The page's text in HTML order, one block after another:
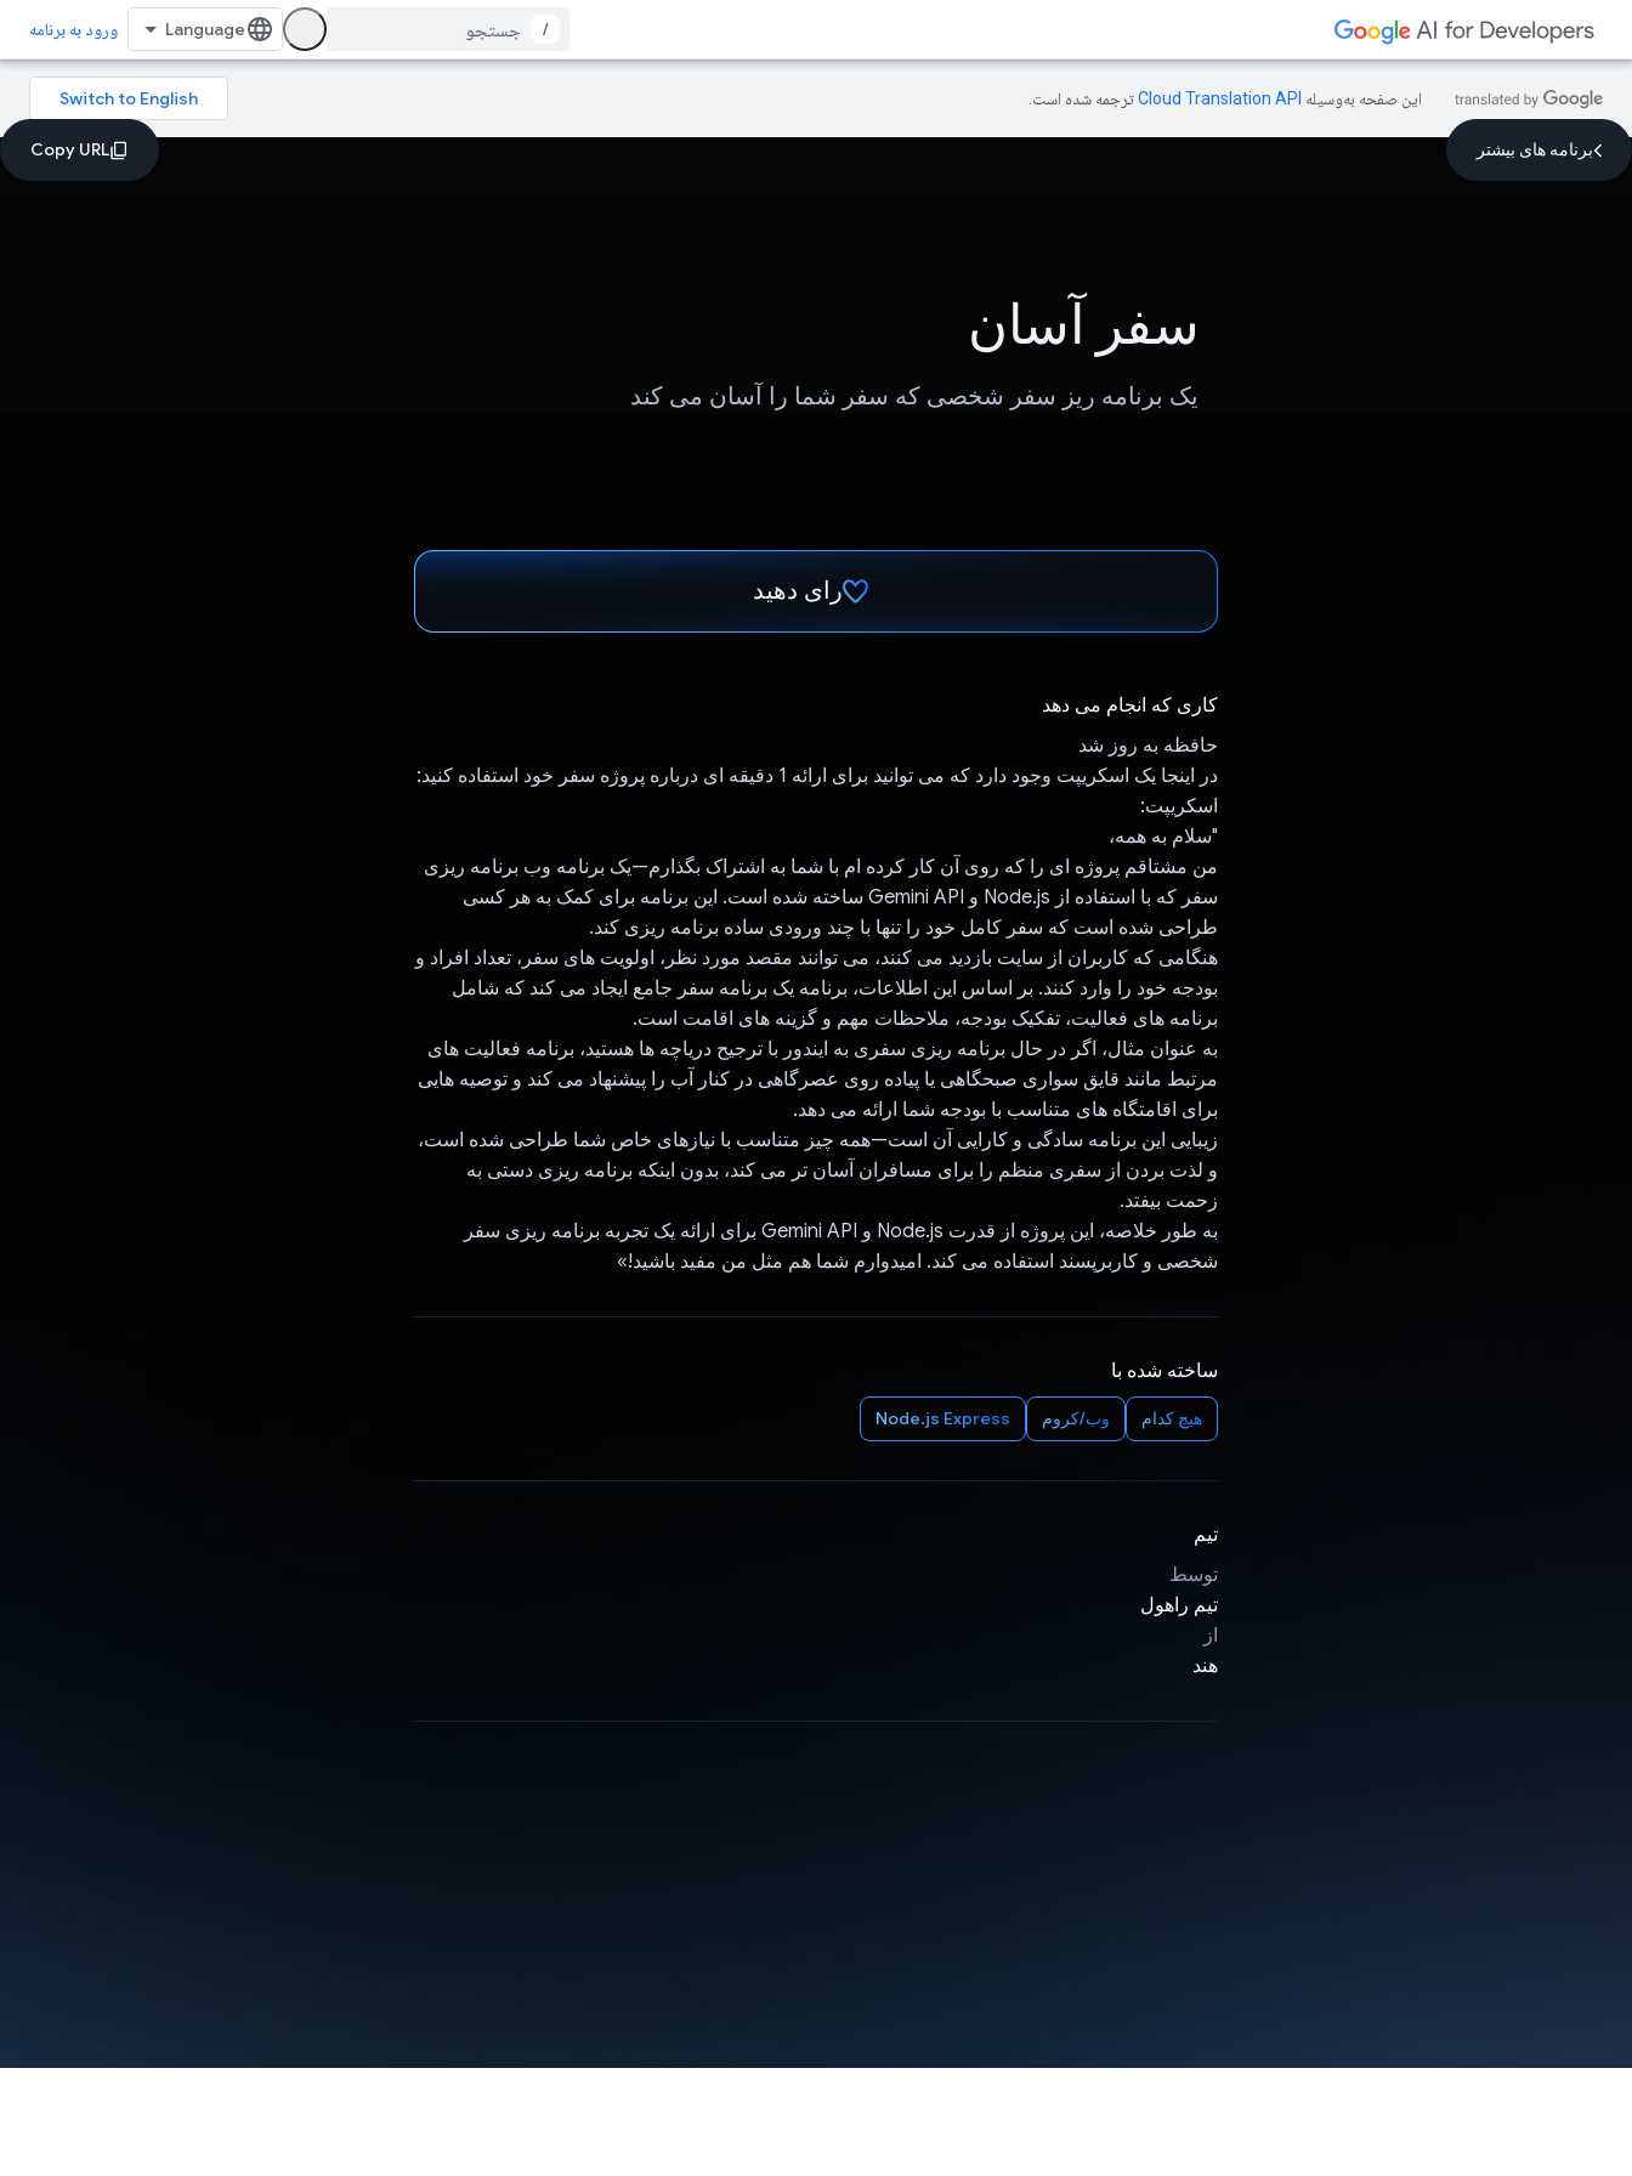
/ ورود به برنامه
این صفحه به‌وسیله ترجمه شده است.
برنامه های بیشتر
سفر آسان
یک برنامه ریز سفر شخصی که سفر شما را آسان می کند
رای دهید
کاری که انجام می دهد
حافظه به روز شد
در اینجا یک اسکریپت وجود دارد که می توانید برای ارائه 1 دقیقه ای درباره پروژه سفر خود استفاده کنید:
اسکریپت:
"سلام به همه،
من مشتاقم پروژه ای را که روی آن کار کرده ام با شما به اشتراک بگذارم—یک برنامه وب برنامه ریزی
سفر که با استفاده از Node.js و Gemini API ساخته شده است. این برنامه برای کمک به هر کسی
طراحی شده است که سفر کامل خود را تنها با چند ورودی ساده برنامه ریزی کند.
هنگامی که کاربران از سایت بازدید می کنند، می توانند مقصد مورد نظر، اولویت های سفر، تعداد افراد و
بودجه خود را وارد کنند. بر اساس این اطلاعات، برنامه یک برنامه سفر جامع ایجاد می کند که شامل
برنامه های فعالیت، تفکیک بودجه، ملاحظات مهم و گزینه های اقامت است.
به عنوان مثال، اگر در حال برنامه ریزی سفری به ایندور با ترجیح دریاچه ها هستید، برنامه فعالیت های
مرتبط مانند قایق سواری صبحگاهی یا پیاده روی عصرگاهی در کنار آب را پیشنهاد می کند و توصیه هایی
برای اقامتگاه های متناسب با بودجه شما ارائه می دهد.
زیبایی این برنامه سادگی و کارایی آن است—همه چیز متناسب با نیازهای خاص شما طراحی شده است،
و لذت بردن از سفری منظم را برای مسافران آسان تر می کند، بدون اینکه برنامه ریزی دستی به
زحمت بیفتد.
به طور خلاصه، این پروژه از قدرت Node.js و Gemini API برای ارائه یک تجربه برنامه ریزی سفر
شخصی و کاربرپسند استفاده می کند. امیدوارم شما هم مثل من مفید باشید!»
ساخته شده با
هیچ کدام وب/کروم Node.js Express
تیم
توسط
تیم راهول
از
هند